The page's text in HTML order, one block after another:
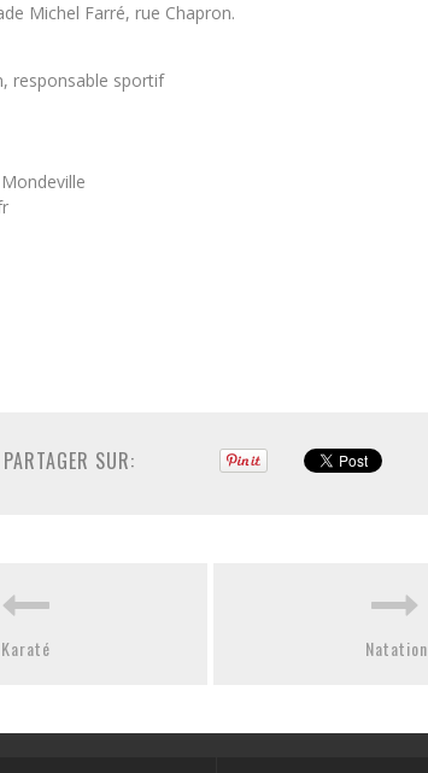
Michel Farré, rue Chapron.
responsable sportif
PARTAGER SUR:
Karaté Natation